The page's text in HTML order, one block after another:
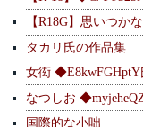
【R18G】思いつか
タカリ氏の作品集
女衒 ◆E8kwFGHptY
なつしお
国際的な小咄